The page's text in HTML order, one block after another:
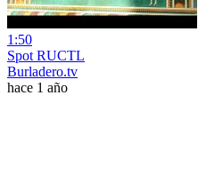
1:50
Spot RUCTL
Burladero.tv
hace 1 año